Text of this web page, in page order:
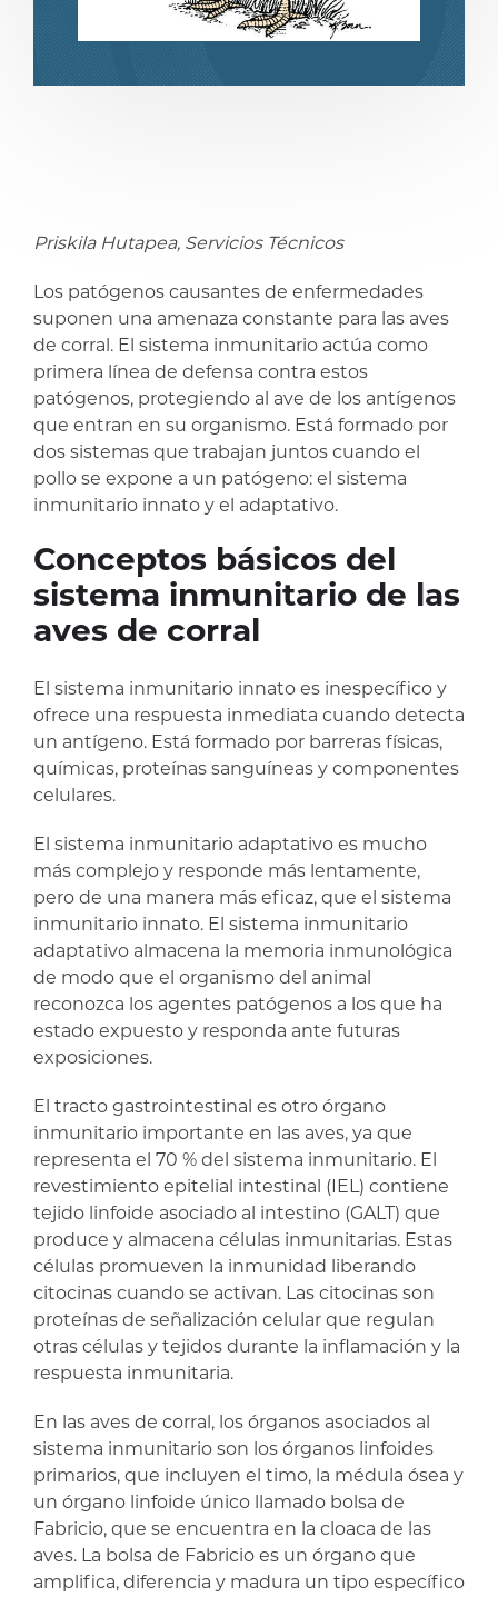
compartircompartir
Priskila Hutapea, Servicios Técnicos
Los patógenos causantes de enfermedades
suponen una amenaza constante para las aves
de corral. El sistema inmunitario actúa como
primera línea de defensa contra estos
patógenos, protegiendo al ave de los antígenos
que entran en su organismo. Está formado por
dos sistemas que trabajan juntos cuando el
pollo se expone a un patógeno: el sistema
inmunitario innato y el adaptativo.
Conceptos básicos del
sistema inmunitario de las
aves de corral
El sistema inmunitario innato es inespecífico y
ofrece una respuesta inmediata cuando detecta
un antígeno. Está formado por barreras físicas,
químicas, proteínas sanguíneas y componentes
celulares.
El sistema inmunitario adaptativo es mucho
más complejo y responde más lentamente,
pero de una manera más eficaz, que el sistema
inmunitario innato. El sistema inmunitario
adaptativo almacena la memoria inmunológica
de modo que el organismo del animal
reconozca los agentes patógenos a los que ha
estado expuesto y responda ante futuras
exposiciones.
El tracto gastrointestinal es otro órgano
inmunitario importante en las aves, ya que
representa el 70 % del sistema inmunitario. El
revestimiento epitelial intestinal (IEL) contiene
tejido linfoide asociado al intestino (GALT) que
produce y almacena células inmunitarias. Estas
células promueven la inmunidad liberando
citocinas cuando se activan. Las citocinas son
proteínas de señalización celular que regulan
otras células y tejidos durante la inflamación y la
respuesta inmunitaria.
En las aves de corral, los órganos asociados al
sistema inmunitario son los órganos linfoides
primarios, que incluyen el timo, la médula ósea y
un órgano linfoide único llamado bolsa de
Fabricio, que se encuentra en la cloaca de las
aves. La bolsa de Fabricio es un órgano que
amplifica, diferencia y madura un tipo específico